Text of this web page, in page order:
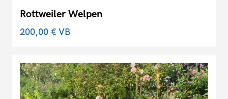
Rottweiler Welpen
200,00 €VB